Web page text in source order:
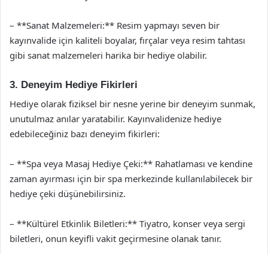
– **Sanat Malzemeleri:** Resim yapmayı seven bir
kayınvalide için kaliteli boyalar, fırçalar veya resim tahtası
gibi sanat malzemeleri harika bir hediye olabilir.
3. Deneyim Hediye Fikirleri
Hediye olarak fiziksel bir nesne yerine bir deneyim sunmak,
unutulmaz anılar yaratabilir. Kayınvalidenize hediye
edebileceğiniz bazı deneyim fikirleri:
– **Spa veya Masaj Hediye Çeki:** Rahatlaması ve kendine
zaman ayırması için bir spa merkezinde kullanılabilecek bir
hediye çeki düşünebilirsiniz.
– **Kültürel Etkinlik Biletleri:** Tiyatro, konser veya sergi
biletleri, onun keyifli vakit geçirmesine olanak tanır.